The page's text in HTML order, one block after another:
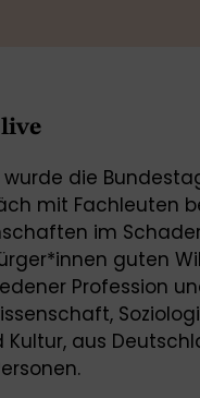
wurde die
mit Fachleuten
im
guten
Profession
aus